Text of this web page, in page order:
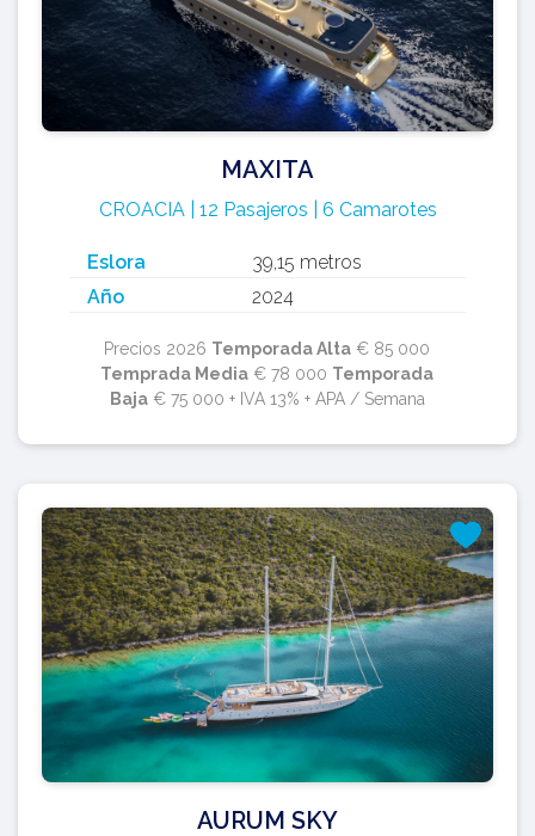
MAXITA
CROACIA | 12 Pasajeros | 6 Camarotes
Eslora
39,15 metros
Año
2024
Precios 2026 Temporada Alta € 85 000
Temprada Media € 78 000 Temporada
Baja€ 75 000 + IVA 13% + APA / Semana
AURUM SKY